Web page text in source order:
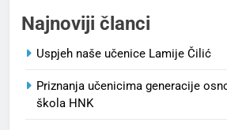
Najnoviji članci
Uspjeh naše učenice Lamije Čilić
Priznanja učenicima generacije
škola HNK